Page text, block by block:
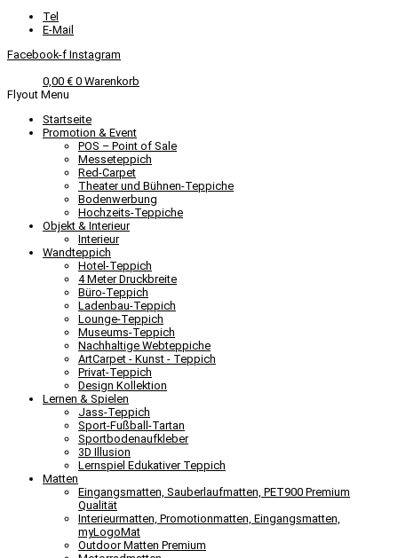
Tel
E-Mail
Facebook-f Instagram
0,00 € 0 Warenkorb
Flyout Menu
Startseite
Promotion & Event
POS – Point of Sale
Messeteppich
Red-Carpet
Theater und Bühnen-Teppiche
Bodenwerbung
Hochzeits-Teppiche
Objekt & Interieur
Interieur
Wandteppich
Hotel-Teppich
4 Meter Druckbreite
Büro-Teppich
Ladenbau-Teppich
Lounge-Teppich
Museums-Teppich
Nachhaltige Webteppiche
ArtCarpet - Kunst - Teppich
Privat-Teppich
Design Kollektion
Lernen & Spielen
Jass-Teppich
Sport-Fußball-Tartan
Sportbodenaufkleber
3D Illusion
Lernspiel Edukativer Teppich
Matten
Eingangsmatten, Sauberlaufmatten, PET900 Premium
Qualität
Interieurmatten, Promotionmatten, Eingangsmatten,
myLogoMat
Outdoor Matten Premium